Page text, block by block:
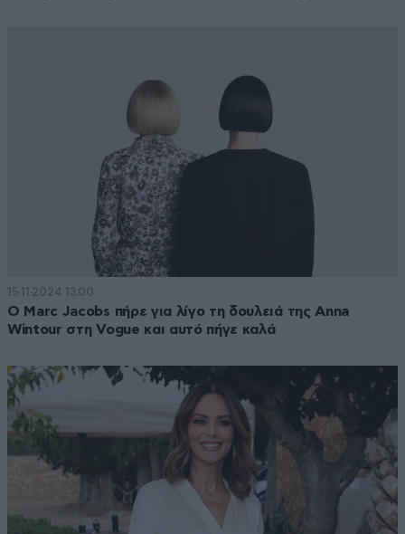
15·11·2024 13:00
Ο Μarc Jacobs πήρε για λίγο τη δουλειά της Anna
Wintour στη Vogue και αυτό πήγε καλά